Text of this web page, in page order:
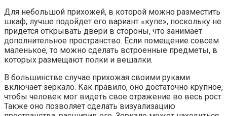
Для небольшой прихожей, в которой можно разместить
шкаф, лучше подойдет его вариант «купе», поскольку не
придется открывать двери в стороны, что занимает
дополнительное пространство. Если помещение совсем
маленькое, то можно сделать встроенные предметы, в
которых размещают полки и вешалки.
В большинстве случае прихожая своими руками
включает зеркало. Как правило, оно достаточно крупное,
чтобы человек мог видеть свое отражение во весь рост.
Также оно позволяет сделать визуализацию